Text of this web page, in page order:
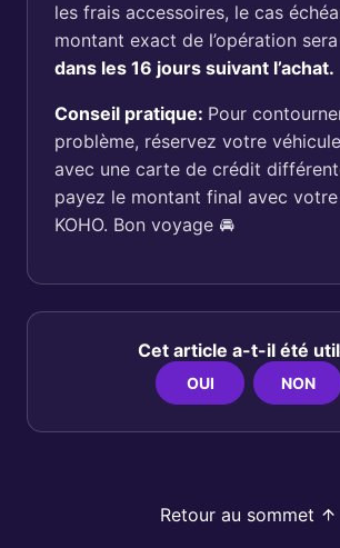
les frais accessoires, le cas
montant exact de l’opération sera
dans les 16 jours suivant l’achat.
Conseil pratique: Pour
problème, réservez votre
avec une carte de crédit
payez le montant final avec
KOHO. Bon voyage 🚘
Cet article a-t-il été
OUI NON
Retour au sommet